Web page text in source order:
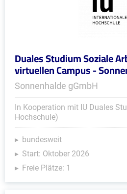
Duales Studium Soziale
virtuellen Campus -
Sonnenhalde gGmbH
In Kooperation mit IU Duales
Hochschule)
bundesweit
Start: Oktober 2026
Freie Plätze: 1